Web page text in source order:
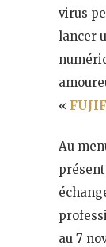
virus
lancer
«
Au
au 7